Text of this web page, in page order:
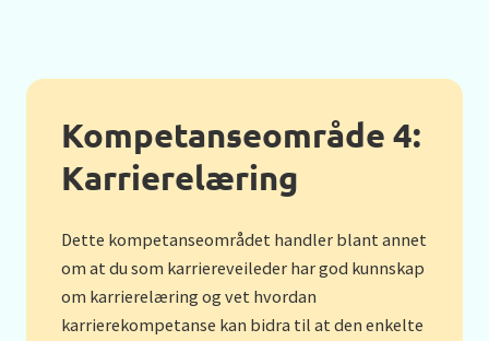
Kompetanseområde 4:
Karrierelæring
Dette kompetanseområdet handler blant annet
om at du som karriereveileder har god kunnskap
om karrierelæring og vet hvordan
karrierekompetanse kan bidra til at den enkelte